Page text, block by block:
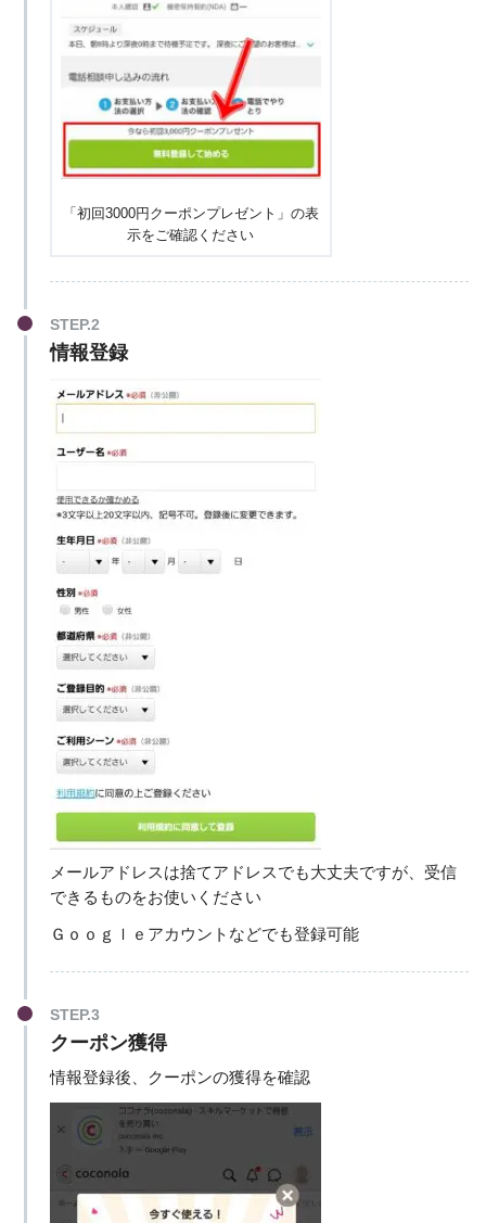
「初回3000円クーポンプレゼント」の表
示をご確認ください
STEP.2
情報登録
メールアドレスは捨てアドレスでも大丈夫ですが、受信
できるものをお使いください
Ｇｏｏｇｌｅアカウントなどでも登録可能
STEP.3
クーポン獲得
情報登録後、クーポンの獲得を確認